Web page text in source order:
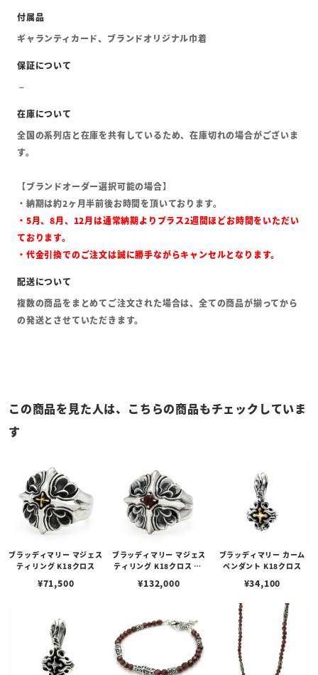
ギャランティカード、ブランドオリジナル巾着
全国の系列店と在庫を共有しているため、在庫切れの場合がございま
す。
【ブランドオーダー選択可能の場合】
・納期は約2ヶ月半前後お時間を頂いております。
・5月、8月、12月は通常納期よりプラス2週間ほどお時間をいただい
ております。
・代金引換でのご注文は誠に勝手ながらキャンセルとなります。
複数の商品をまとめてご注文された場合は、全ての商品が揃ってから
の発送とさせていただきます。
この商品を見た人は、こちらの商品もチェックしていま
す
ブラッディマリー マジェス
ティリング K18クロス
¥71,500
ブラッディマリー マジェス
ティリング K18クロス w/
¥132,000
ブラッディマリー カーム
ペンダント K18クロス
¥34,100